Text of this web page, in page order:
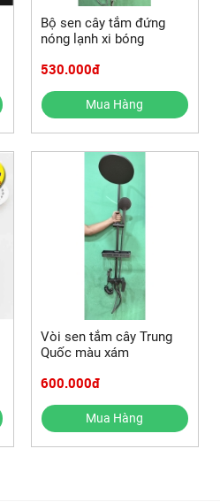
Bộ sen cây tắm đứng
nóng lạnh xi bóng
530.000đ
Mua Hàng
Vòi sen tắm cây Trung
Quốc màu xám
600.000đ
Mua Hàng